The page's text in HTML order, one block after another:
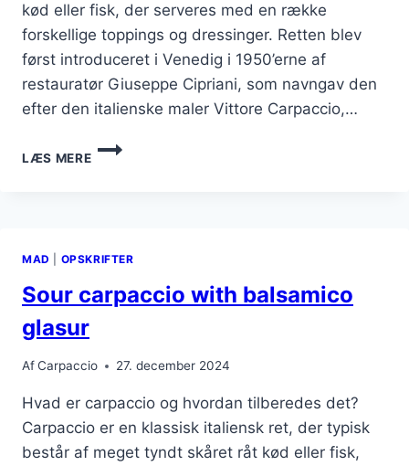
kød eller fisk, der serveres med en række
forskellige toppings og dressinger. Retten blev
først introduceret i Venedig i 1950’erne af
restauratør Giuseppe Cipriani, som navngav den
efter den italienske maler Vittore Carpaccio,…
LÆS MERE
CARPACCIO
OPSKRIFT
MAD OPSKRIFTER
Sour carpaccio with balsamico
glasur
AfCarpaccio 27. december 2024
Hvad er carpaccio og hvordan tilberedes det?
Carpaccio er en klassisk italiensk ret, der typisk
består af meget tyndt skåret råt kød eller fisk,